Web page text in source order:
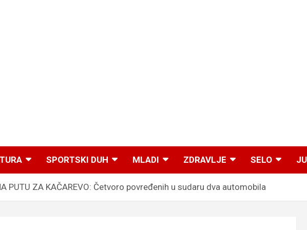
SPORTSKI DUH MLADI ZDRAVLJE SELO
PUTU ZA KAČAREVO: Četvoro povređenih u sudaru dva automobila